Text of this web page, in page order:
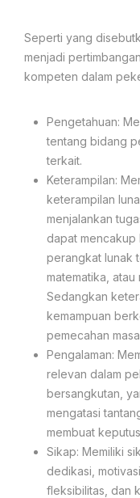
Seperti yang
menjadi
kompeten dalam
Pengetahuan:
tentang bidang
terkait.
Keterampilan:
keterampilan
menjalankan
dapat mencakup
perangkat lunak
matematika,
Sedangkan
kemampuan
pemecahan
Pengalaman:
relevan dalam
bersangkutan,
mengatasi
membuat
Sikap: Memiliki
dedikasi,
fleksibilitas, dan